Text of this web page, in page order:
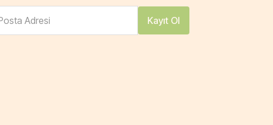
Adresi Kayıt Ol